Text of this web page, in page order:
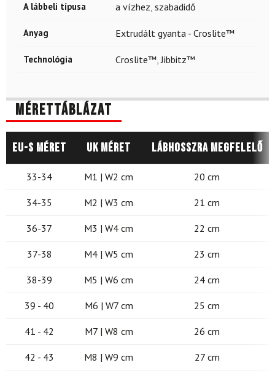
A lábbeli típusa a vízhez szabadidő
Anyag Extrudált gyanta - Croslite™
Technológia Croslite™ ,Jibbitz™
Mérettáblázat
EU-s méret UK méret Lábhosszra megfelelő
33-34 M1 | W2 cm 20 cm
34-35 M2 | W3 cm 21 cm
36-37 M3 | W4 cm 22 cm
37-38 M4 | W5 cm 23 cm
38-39 M5 | W6 cm 24 cm
39 - 40 M6 | W7 cm 25 cm
41 - 42 M7 | W8 cm 26 cm
42 - 43 M8 | W9 cm 27 cm